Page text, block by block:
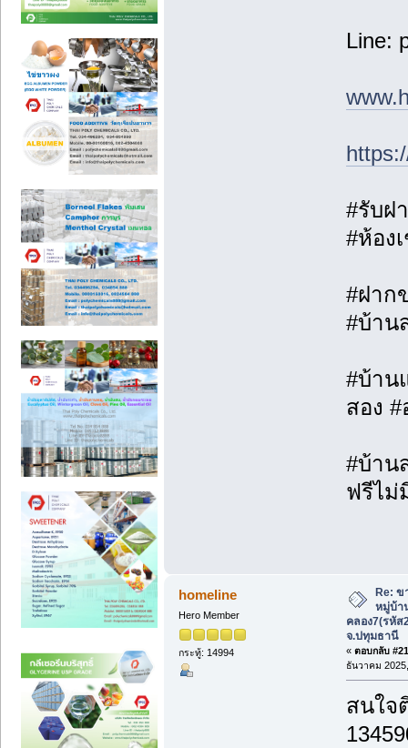
Line:
#รับฝ
#ห้อง
#ฝาก
#บ้าน
#บ้าน
สอง
#บ้าน
ฟรีไม่
homeline
Hero Member
กระทู้: 14994
Re: ข
หมู่บ้า
คลอง7(รหัส
จ.ปทุมธานี
« ตอบกลับ
ธันวาคม
สนใจ